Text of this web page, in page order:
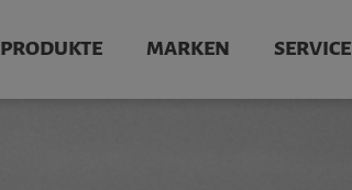
PRODUKTE MARKEN SERVICE